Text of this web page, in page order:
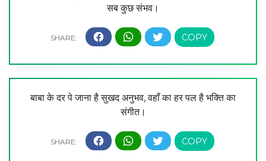
सब कुछ संभव।
बाबा के दर पे जाना है सुखद अनुभव, वहाँ का हर पल है भक्ति का
संगीत।